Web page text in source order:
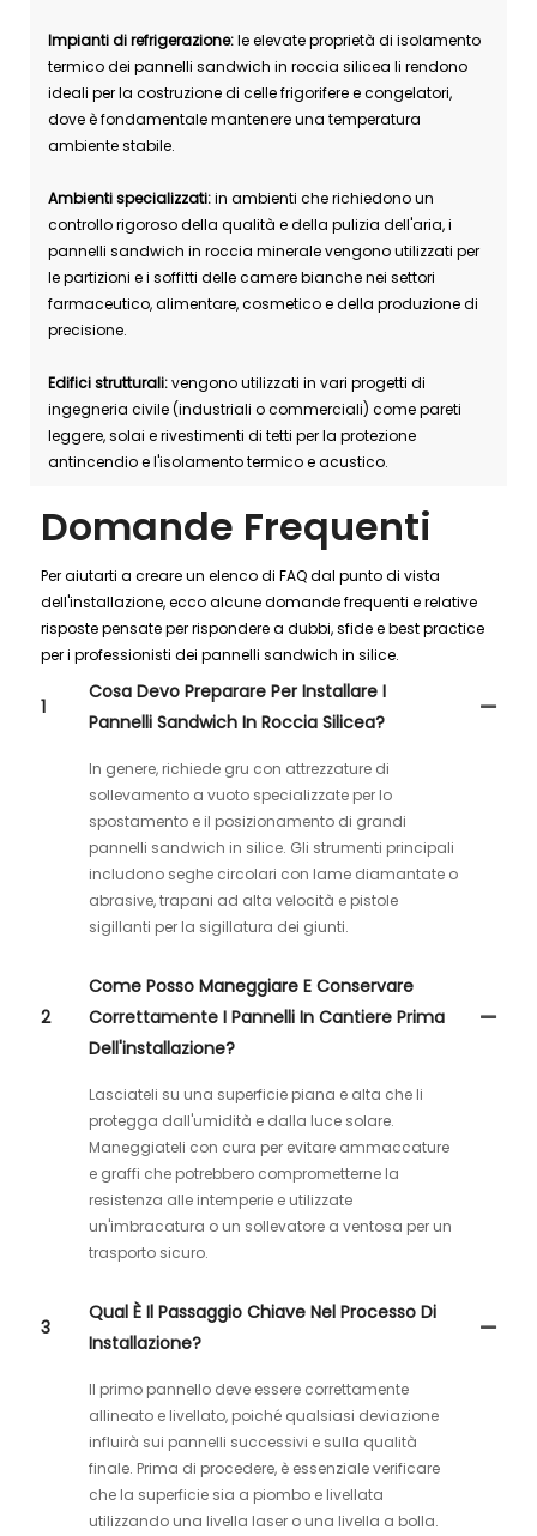
Impianti di refrigerazione:le elevate proprietà di isolamento
termico dei pannelli sandwich in roccia silicea li rendono
ideali per la costruzione di celle frigorifere e congelatori,
dove è fondamentale mantenere una temperatura
ambiente stabile.
Ambienti specializzati:in ambienti che richiedono un
controllo rigoroso della qualità e della pulizia dell'aria, i
pannelli sandwich in roccia minerale vengono utilizzati per
le partizioni e i soffitti delle camere bianche nei settori
farmaceutico, alimentare, cosmetico e della produzione di
precisione.
Edifici strutturali:vengono utilizzati in vari progetti di
ingegneria civile (industriali o commerciali) come pareti
leggere, solai e rivestimenti di tetti per la protezione
antincendio e l'isolamento termico e acustico.
Domande Frequenti
Per aiutarti a creare un elenco di FAQ dal punto di vista
dell'installazione, ecco alcune domande frequenti e relative
risposte pensate per rispondere a dubbi, sfide e best practice
per i professionisti dei pannelli sandwich in silice.
1
Cosa Devo Preparare Per Installare I
Pannelli Sandwich In Roccia Silicea?
In genere, richiede gru con attrezzature di
sollevamento a vuoto specializzate per lo
spostamento e il posizionamento di grandi
pannelli sandwich in silice. Gli strumenti principali
includono seghe circolari con lame diamantate o
abrasive, trapani ad alta velocità e pistole
sigillanti per la sigillatura dei giunti.
2
Come Posso Maneggiare E Conservare
Correttamente I Pannelli In Cantiere Prima
Dell'installazione?
Lasciateli su una superficie piana e alta che li
protegga dall'umidità e dalla luce solare.
Maneggiateli con cura per evitare ammaccature
e graffi che potrebbero comprometterne la
resistenza alle intemperie e utilizzate
un'imbracatura o un sollevatore a ventosa per un
trasporto sicuro.
3
Qual È Il Passaggio Chiave Nel Processo Di
Installazione?
Il primo pannello deve essere correttamente
allineato e livellato, poiché qualsiasi deviazione
influirà sui pannelli successivi e sulla qualità
finale. Prima di procedere, è essenziale verificare
che la superficie sia a piombo e livellata
utilizzando una livella laser o una livella a bolla.